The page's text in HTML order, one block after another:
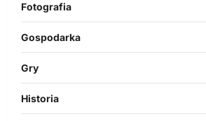
Fotografia
Gospodarka
Gry
Historia